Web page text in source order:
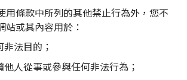
用條款中所列的其他禁止行為外，您不
站或其內容用於：
非法目的；
他人從事或參與任何非法行為；